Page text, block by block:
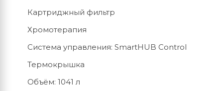
Картриджный фильтр
Хромотерапия
Система управления: SmartHUB Control
Термокрышка
Объём: 1041 л